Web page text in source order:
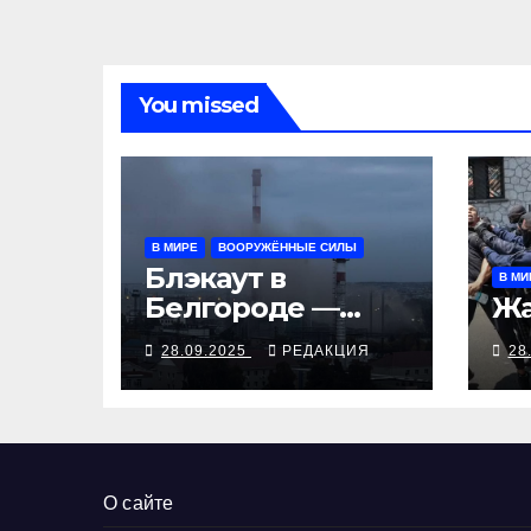
You missed
В МИРЕ ВООРУЖЁННЫЕ СИЛЫ
Блэкаут в
Белгороде —
ответ на угрозы
Киеву
28.09.2025 РЕДАКЦИЯ
В
О сайте